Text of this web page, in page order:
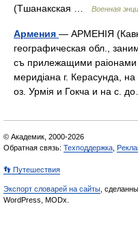
(Тшанакская …
Военная
Армения — АРМЕНІЯ
географическая обл.,
съ прилежащими раіонами
меридіана г. Керасунда,
оз. Урмія и Гокча и на c.
© Академик, 2000-2026
Обратная связь: Техподдержка
👣 Путешествия
Экспорт словарей на сайты ,
WordPress, MODx.